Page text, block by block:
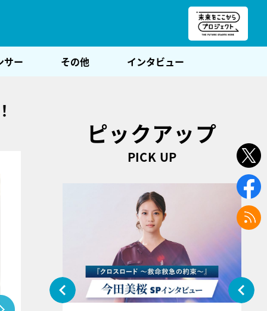
サー その他 インタビュー
ピックアップ
PICK UP